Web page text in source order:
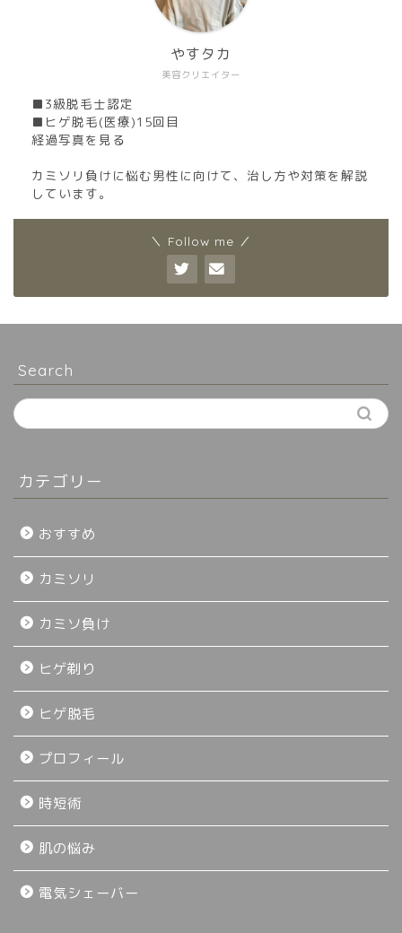
美容クリエイター
やすタカ
■3級脱毛士認定
■ヒゲ脱毛(医療)15回目
経過写真を見る
カミソリ負けに悩む男性に向けて、治し方や対策を解説
しています。
＼ Follow me ／
Search
カテゴリー
おすすめ
カミソリ
カミソ負け
ヒゲ剃り
ヒゲ脱毛
プロフィール
時短術
肌の悩み
電気シェーバー